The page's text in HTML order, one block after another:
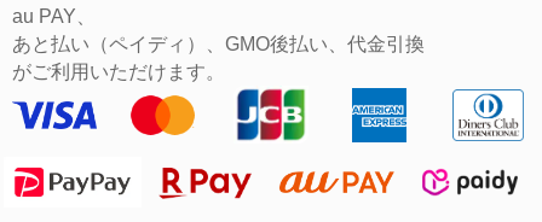
au PAY、
あと払い（ペイディ）、GMO後払い、代金引換
がご利用いただけます。